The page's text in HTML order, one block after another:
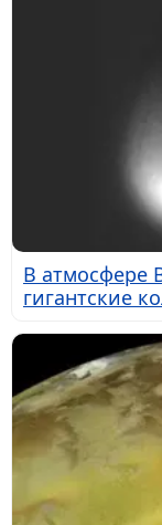
В атмосфере
гигантские